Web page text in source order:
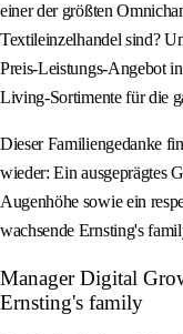
einer der größten
Textileinzelhandel sind?
Preis-Leistungs-Angebot
Living-Sortimente für die
Dieser Familiengedanke
wieder: Ein ausgeprägtes
Augenhöhe sowie ein
wachsende Ernsting's
Manager Digital
Ernsting's family